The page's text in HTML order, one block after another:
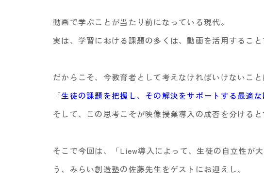
動画で学ぶことが当たり前になっている現代。
実は、学習における課題の多くは、動画を活用すること
だからこそ、今教育者として考えなければいけないこと
「生徒の課題を把握し、その解決をサポートする最適
そして、この思考こそが映像授業導入の成否を分ける
そこで今回は、「Liew導入によって、生徒の自立性が
う、みらい創造塾の佐藤先生をゲストにお迎えし、